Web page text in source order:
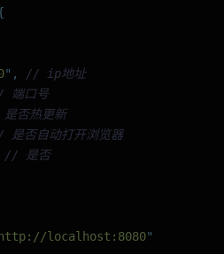
" ,
// ip地址
端口号
否热更新
否自动打开浏览器
// 是否
http://localhost:8080"